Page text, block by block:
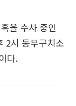
을 수사 중인
2시 동부구치소
다.